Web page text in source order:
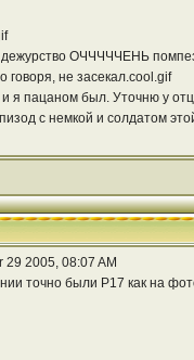
дежурство ОЧЧЧЧЧЕНЬ
говоря, не засекал.cool.gif
и я пацаном был. Уточню у
с немкой и солдатом
2005, 08:07 AM
точно были Р17 как на